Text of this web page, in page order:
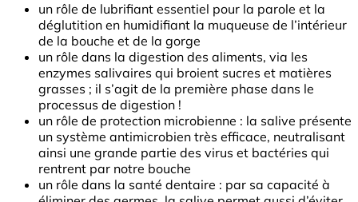
un rôle de lubrifiant essentiel pour la parole et la
déglutition en humidifiant la muqueuse de l’intérieur
de la bouche et de la gorge
un rôle dans la digestion des aliments, via les
enzymes salivaires qui broient sucres et matières
grasses ; il s’agit de la première phase dans le
processus de digestion !
un rôle de protection microbienne : la salive présente
un système antimicrobien très efficace, neutralisant
ainsi une grande partie des virus et bactéries qui
rentrent par notre bouche
un rôle dans la santé dentaire : par sa capacité à